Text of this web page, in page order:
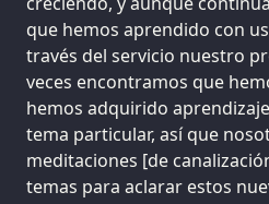
que hemos aprendido con
través del servicio nuestro
veces encontramos que
hemos adquirido
tema particular, así que
meditaciones [de
temas para aclarar estos